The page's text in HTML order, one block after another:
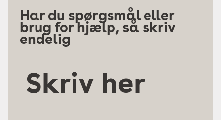
Har du spørgsmål eller
brug for hjælp, så skriv
endelig
her